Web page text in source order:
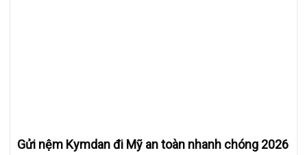
Gửi nệm Kymdan đi Mỹ an toàn nhanh chóng 2026